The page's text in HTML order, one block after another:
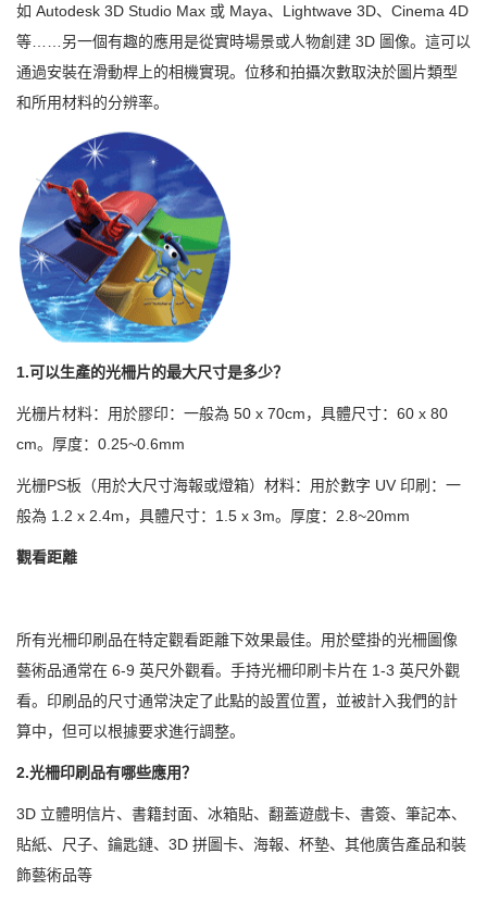
如 Autodesk 3D Studio Max 或 Maya、Lightwave 3D、Cinema 4D
等……另一個有趣的應用是從實時場景或人物創建 3D 圖像。這可以
通過安裝在滑動桿上的相機實現。位移和拍攝次數取決於圖片類型
和所用材料的分辨率。
1.可以生產的光柵片的最大尺寸是多少？
光栅片材料：用於膠印：一般為 50 x 70cm，具體尺寸：60 x 80
cm。厚度：0.25~0.6mm
光栅PS板（用於大尺寸海報或燈箱）材料：用於數字 UV 印刷：一
般為 1.2 x 2.4m，具體尺寸：1.5 x 3m。厚度：2.8~20mm
觀看距離
所有光柵印刷品在特定觀看距離下效果最佳。用於壁掛的光柵圖像
藝術品通常在 6-9 英尺外觀看。手持光柵印刷卡片在 1-3 英尺外觀
看。印刷品的尺寸通常決定了此點的設置位置，並被計入我們的計
算中，但可以根據要求進行調整。
2.光柵印刷品有哪些應用？
3D 立體明信片、書籍封面、冰箱貼、翻蓋遊戲卡、書簽、筆記本、
貼紙、尺子、鑰匙鏈、3D 拼圖卡、海報、杯墊、其他廣告產品和裝
飾藝術品等